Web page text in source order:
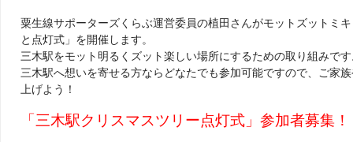
粟生線サポーターズくらぶ運営委員の植田さんがモットズットミ
と点灯式」を開催します。
三木駅をモット明るくズット楽しい場所にするための取り組みで
三木駅へ想いを寄せる方ならどなたでも参加可能ですので、ご家
上げよう！
「三木駅クリスマスツリー点灯式」参加者募集！